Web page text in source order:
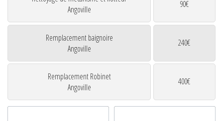
Angoville
90€
Remplacement baignoire
Angoville
240€
Remplacement Robinet
Angoville
400€